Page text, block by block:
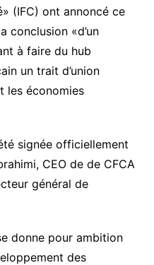
(IFC) ont annoncé ce
conclusion «d’un
à faire du hub
un trait d’union
les économies
signée officiellement
CEO de de CFCA
général de
donne pour ambition
des